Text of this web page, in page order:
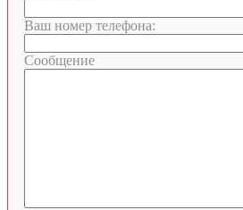
Ваш номер телефона:
Сообщение